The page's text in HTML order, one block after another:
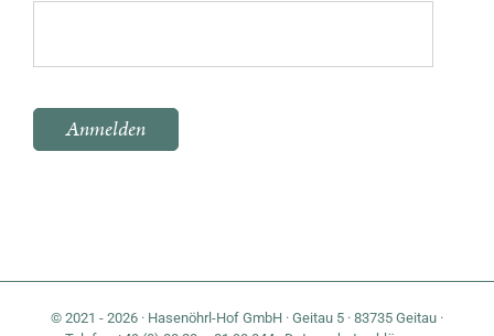
Bitte lasse dieses Feld leer.
© 2021 - 2026 · Hasenöhrl-Hof GmbH · Geitau 5 · 83735 Geitau ·